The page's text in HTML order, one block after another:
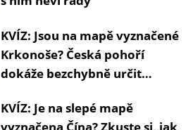
KVÍZ: Jsou na mapě vyznačené
Krkonoše? Česká pohoří
dokáže bezchybně určit
KVÍZ: Je na slepé mapě